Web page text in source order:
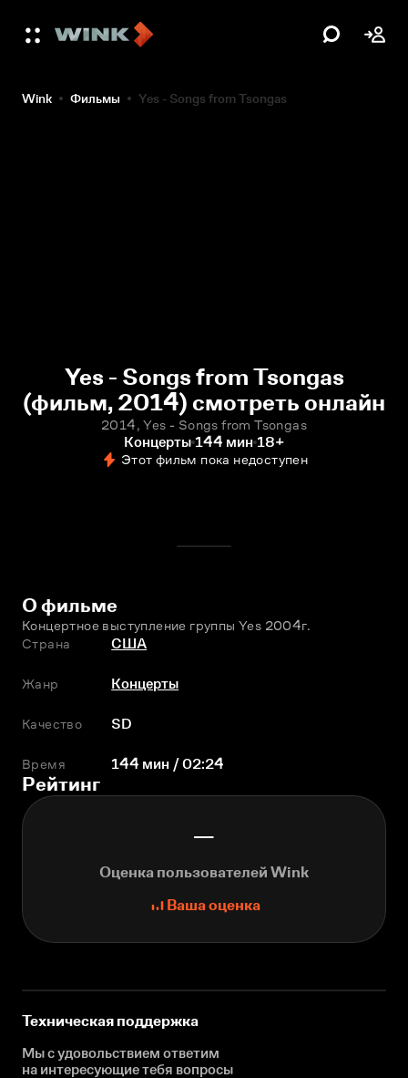
Wink Фильмы Yes - Songs from Tsongas
Yes - Songs from Tsongas
(фильм, 2014) смотреть онлайн
2014, Yes - Songs from Tsongas
Концерты 144 мин 18+
Этот фильм пока недоступен
О фильме
Концертное выступление группы Yes 2004г.
Страна
США
Жанр Концерты
Качество SD
Время 144 мин / 02:24
Рейтинг
—
Оценка пользователей Wink
Ваша оценка
Техническая поддержка
Мы с удовольствием ответим
на интересующиетебя вопросы